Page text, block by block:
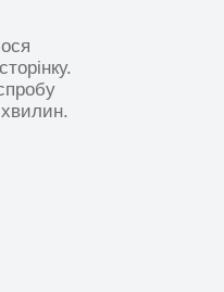
хвилин.